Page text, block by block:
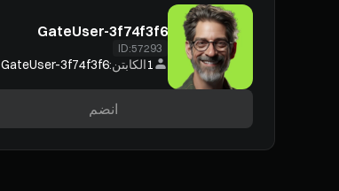
GateUser-3f74f3f6
ID:57293
1الكابتن:GateUser-3f74f3f6
انضم